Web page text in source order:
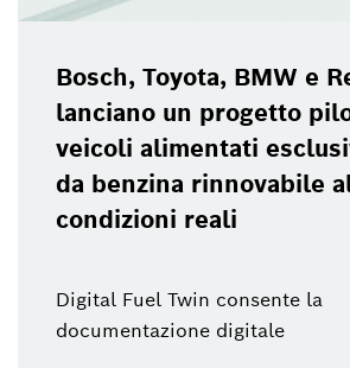
Bosch, Toyota, BMW e
lanciano un progetto
veicoli alimentati
da benzina rinnovabile
condizioni reali
Digital Fuel Twin consente la
documentazione digitale